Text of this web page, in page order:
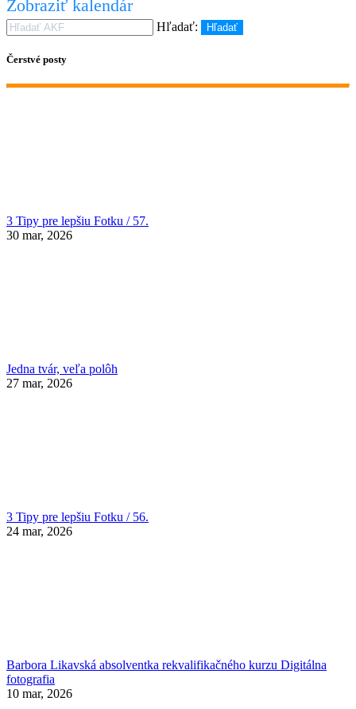
Zobraziť kalendár
Hľadať: Hľadať
Čerstvé posty
3 Tipy pre lepšiu Fotku / 57.
30 mar, 2026
Jedna tvár, veľa polôh
27 mar, 2026
3 Tipy pre lepšiu Fotku / 56.
24 mar, 2026
Barbora Likavská absolventka rekvalifikačného kurzu Digitálna
fotografia
10 mar, 2026